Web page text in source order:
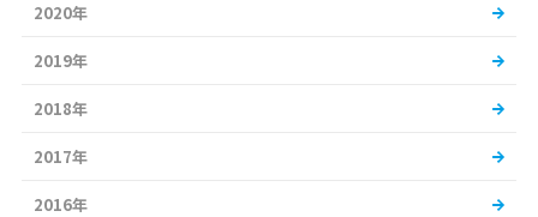
2020年
2019年
2018年
2017年
2016年